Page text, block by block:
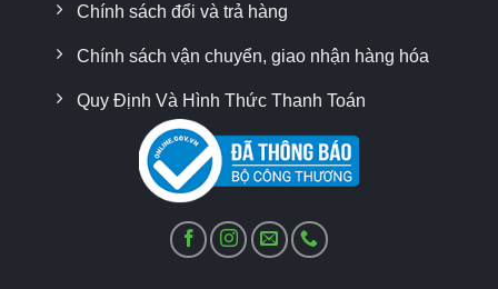
Chính sách đổi và trả hàng
Chính sách vận chuyển, giao nhận hàng hóa
Quy Định Và Hình Thức Thanh Toán